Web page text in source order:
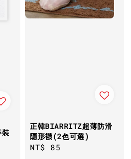
裝
正韓BIARRITZ超薄防滑
隱形襪(2色可選)
Regular
NT$ 85